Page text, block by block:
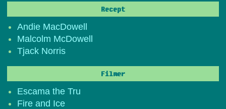
Recept
Andie MacDowell
Malcolm McDowell
Tjack Norris
Filmer
Escama the Tru
Fire and Ice